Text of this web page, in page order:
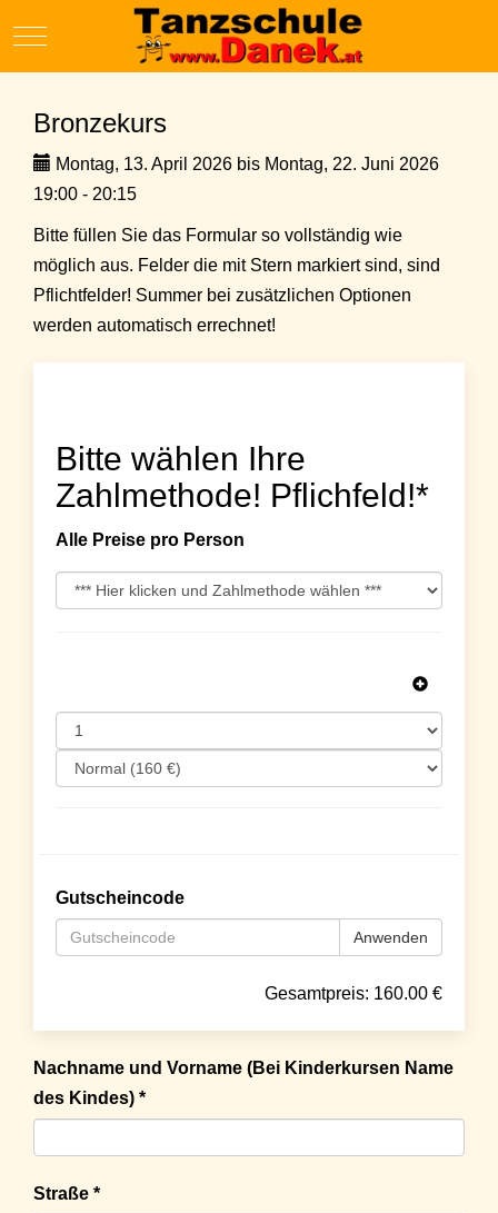
Mobile Menu Toggle
Bronzekurs
Montag, 13. April 2026 bis Montag, 22. Juni 2026
19:00 - 20:15
Bitte füllen Sie das Formular so vollständig wie
möglich aus. Felder die mit Stern markiert sind, sind
Pflichtfelder! Summer bei zusätzlichen Optionen
werden automatisch errechnet!
Bitte wählen Ihre
Zahlmethode! Pflichfeld!*
Alle Preise pro Person
Gutscheincode
Anwenden
Gesamtpreis: 160.00 €
Nachname und Vorname (Bei Kinderkursen Name
des Kindes) *
Straße *